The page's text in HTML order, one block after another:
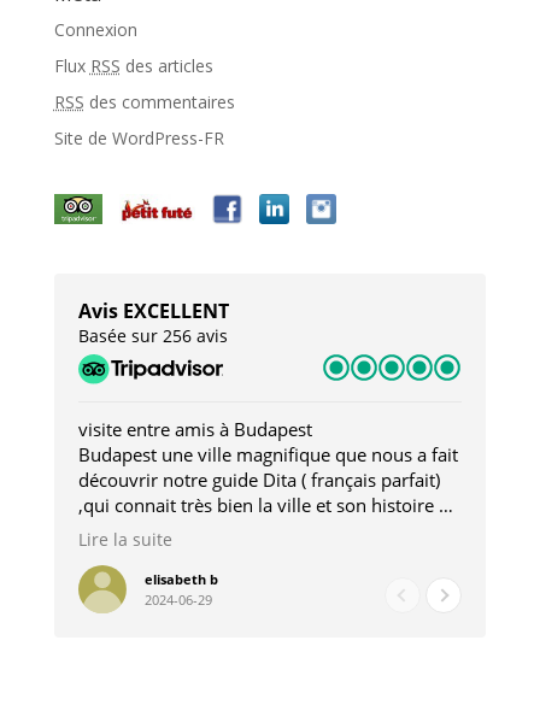
Connexion
Flux RSS des articles
RSS des commentaires
Site de WordPress-FR
Avis EXCELLENT
Basée sur 256 avis
visite entre amis à Budapest
Budapest une ville magnifique que nous a fait
découvrir notre guide Dita ( français parfait)
,qui connait très bien la ville et son histoire et
qui nous a permis d'accéder à des lieux
pour les restaurants . A la fin de notre séjour
nous étions plus avec une amie qu' une guide
Lire la suite
elisabeth b
2024-06-29